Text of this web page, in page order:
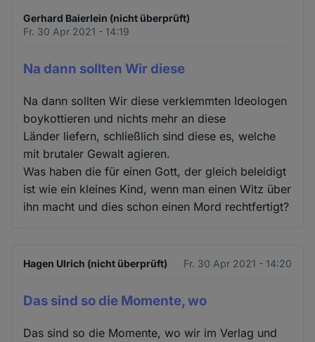
Gerhard Baierlein (nicht überprüft)
Fr. 30 Apr 2021 - 14:19
Na dann sollten Wir diese
Na dann sollten Wir diese verklemmten Ideologen
boykottieren und nichts mehr an diese
Länder liefern, schließlich sind diese es, welche
mit brutaler Gewalt agieren.
Was haben die für einen Gott, der gleich beleidigt
ist wie ein kleines Kind, wenn man einen Witz über
ihn macht und dies schon einen Mord rechtfertigt?
Hagen Ulrich (nicht überprüft) Fr. 30 Apr 2021 - 14:20
Das sind so die Momente, wo
Das sind so die Momente, wo wir im Verlag und